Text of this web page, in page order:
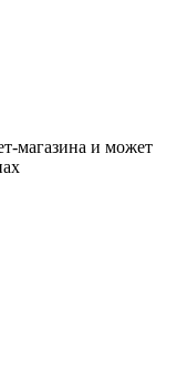
магазина и может